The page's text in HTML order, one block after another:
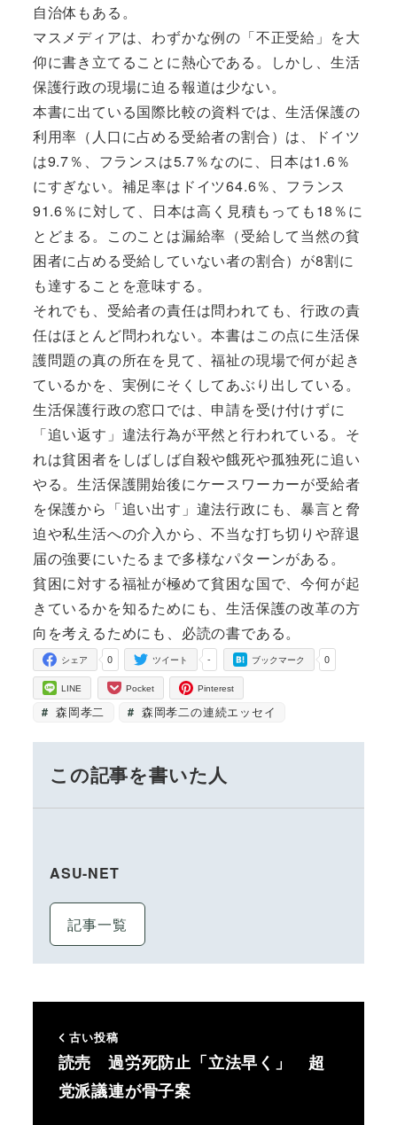
自治体もある。
マスメディアは、わずかな例の「不正受給」を大
仰に書き立てることに熱心である。しかし、生活
保護行政の現場に迫る報道は少ない。
本書に出ている国際比較の資料では、生活保護の
利用率（人口に占める受給者の割合）は、ドイツ
は9.7％、フランスは5.7％なのに、日本は1.6％
にすぎない。補足率はドイツ64.6％、フランス
91.6％に対して、日本は高く見積もっても18％に
とどまる。このことは漏給率（受給して当然の貧
困者に占める受給していない者の割合）が8割に
も達することを意味する。
それでも、受給者の責任は問われても、行政の責
任はほとんど問われない。本書はこの点に生活保
護問題の真の所在を見て、福祉の現場で何が起き
ているかを、実例にそくしてあぶり出している。
生活保護行政の窓口では、申請を受け付けずに
「追い返す」違法行為が平然と行われている。そ
れは貧困者をしばしば自殺や餓死や孤独死に追い
やる。生活保護開始後にケースワーカーが受給者
を保護から「追い出す」違法行政にも、暴言と脅
迫や私生活への介入から、不当な打ち切りや辞退
届の強要にいたるまで多様なパターンがある。
貧困に対する福祉が極めて貧困な国で、今何が起
きているかを知るためにも、生活保護の改革の方
向を考えるためにも、必読の書である。
0
シェア -
ツイート 0
ブックマーク
LINE Pocket Pinterest
森岡孝二 森岡孝二の連続エッセイ
この記事を書いた人
ASU-NET
記事一覧
古い投稿
読売 過労死防止「立法早く」 超
党派議連が骨子案